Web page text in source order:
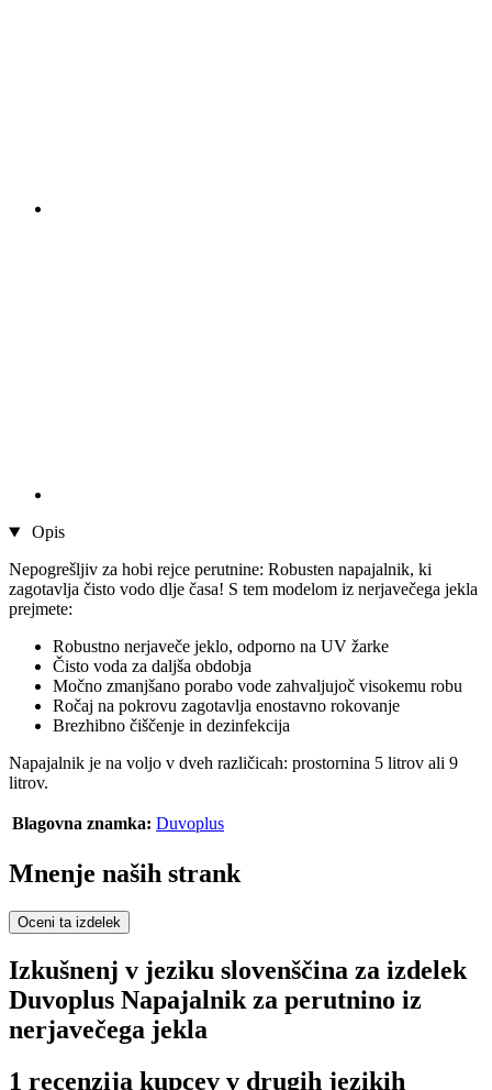
Opis
Nepogrešljiv za hobi rejce perutnine: Robusten napajalnik, ki
zagotavlja čisto vodo dlje časa! S tem modelom iz nerjavečega jekla
prejmete:
Robustno nerjaveče jeklo, odporno na UV žarke
Čisto voda za daljša obdobja
Močno zmanjšano porabo vode zahvaljujoč visokemu robu
Ročaj na pokrovu zagotavlja enostavno rokovanje
Brezhibno čiščenje in dezinfekcija
Napajalnik je na voljo v dveh različicah: prostornina 5 litrov ali 9
litrov.
Blagovna znamka: Duvoplus
Mnenje naših strank
Oceni ta izdelek
Izkušnenj v jeziku slovenščina za izdelek
Duvoplus Napajalnik za perutnino iz
nerjavečega jekla
1 recenzija kupcev v drugih jezikih